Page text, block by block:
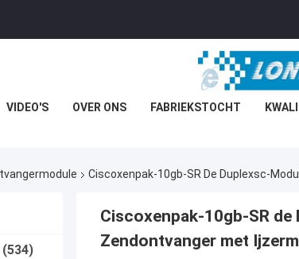
VIDEO'S OVER ONS FABRIEKSTOCHT
Ciscoxenpak-10gb-SR De Duplexsc-
(534)
Ciscoxenpak-10gb-SR
Zendontvanger met